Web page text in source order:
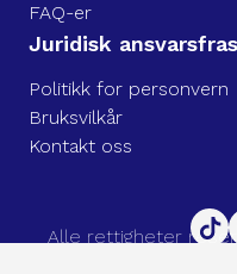
FAQ-er
Juridisk
Politikk for personvern
Bruksvilkår
Kontakt oss
Alle rettigheter